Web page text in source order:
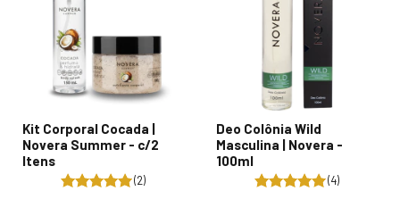
Kit Corporal Cocada |
Novera Summer - c/2
Itens
(2)
Deo Colônia Wild
Masculina | Novera -
100ml
(4)